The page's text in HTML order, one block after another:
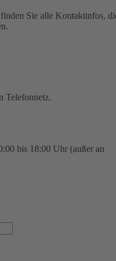
Sie alle Kontaktinfos,
Telefonnetz.
bis 18:00 Uhr (außer an